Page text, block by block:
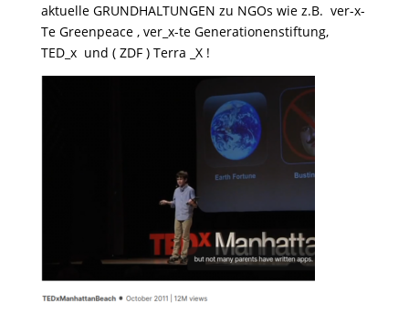
aktuelle GRUNDHALTUNGEN zu NGOs wie z.B. ver-x-
Te Greenpeace , ver_x-te Generationenstiftung,
TED_x und ( ZDF ) Terra _X !